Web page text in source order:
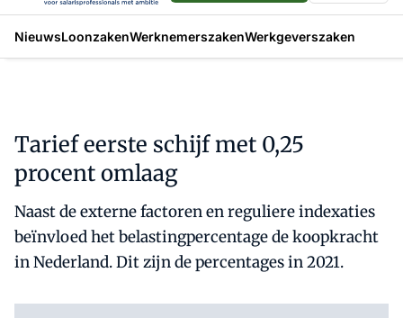
NieuwsLoonzakenWerknemerszakenWerkgeverszaken
Tarief eerste schijf met 0,25
procent omlaag
Naast de externe factoren en reguliere indexaties
beïnvloed het belastingpercentage de koopkracht
in Nederland. Dit zijn de percentages in 2021.